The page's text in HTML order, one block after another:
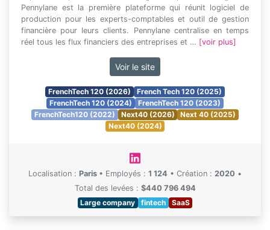
Pennylane est la première plateforme qui réunit logiciel de
production pour les experts-comptables et outil de gestion
financière pour leurs clients. Pennylane centralise en temps
réel tous les flux financiers des entreprises et … [voir plus]
Voir le site
FrenchTech 120 (2026)
French Tech 120 (2025)
FrenchTech 120 (2024)
FrenchTech 120 (2023)
FrenchTech120 (2022)
Next40 (2026)
Next 40 (2025)
Next40 (2024)
Localisation : Paris • Employés : 1 124 • Création : 2020 •
Total des levées : $440 796 494
Large company
fintech SaaS